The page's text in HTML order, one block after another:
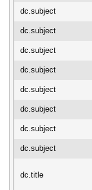
dc.subject
dc.subject
dc.subject
dc.subject
dc.subject
dc.subject
dc.subject
dc.subject
dc.title